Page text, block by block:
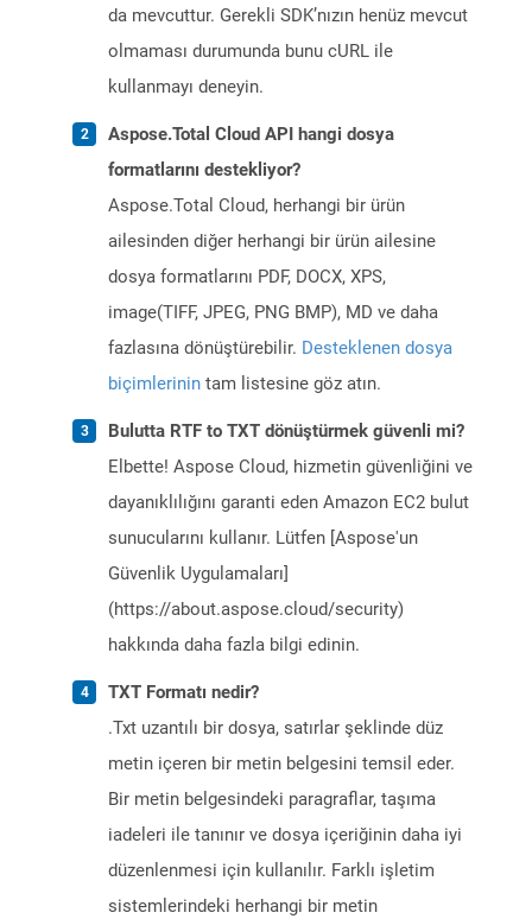
da mevcuttur. Gerekli SDK’nızın henüz mevcut
olmaması durumunda bunu cURL ile
kullanmayı deneyin.
Aspose.Total Cloud API hangi dosya
formatlarını destekliyor?
Aspose.Total Cloud, herhangi bir ürün
ailesinden diğer herhangi bir ürün ailesine
dosya formatlarını PDF, DOCX, XPS,
image(TIFF, JPEG, PNG BMP), MD ve daha
fazlasına dönüştürebilir. Desteklenen dosya
biçimlerinin tam listesine göz atın.
Bulutta RTF to TXT dönüştürmek güvenli mi?
Elbette! Aspose Cloud, hizmetin güvenliğini ve
dayanıklılığını garanti eden Amazon EC2 bulut
sunucularını kullanır. Lütfen [Aspose'un
Güvenlik Uygulamaları]
(https://about.aspose.cloud/security)
hakkında daha fazla bilgi edinin.
TXT Formatı nedir?
.Txt uzantılı bir dosya, satırlar şeklinde düz
metin içeren bir metin belgesini temsil eder.
Bir metin belgesindeki paragraflar, taşıma
iadeleri ile tanınır ve dosya içeriğinin daha iyi
düzenlenmesi için kullanılır. Farklı işletim
sistemlerindeki herhangi bir metin